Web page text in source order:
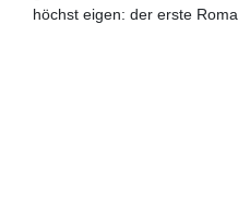
höchst eigen: der erste